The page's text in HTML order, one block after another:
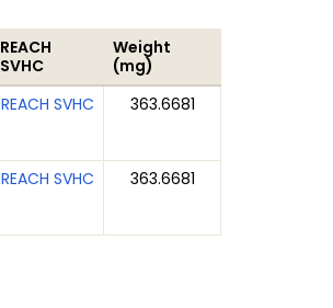
REACH
SVHC
Weight
(mg)
REACH SVHC 363.6681
REACH SVHC 363.6681